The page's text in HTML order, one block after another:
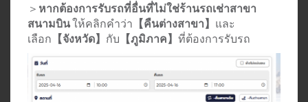
＞ หากต้องการรับรถที่อื่นที่ไม่ใช่ร้านรถเช่าสาขา
สนามบินให้คลิกคำว่า 【คืนต่างสาขา】 และ
เลือก 【จังหวัด】 กับ 【ภูมิภาค】 ที่ต้องการรับรถ